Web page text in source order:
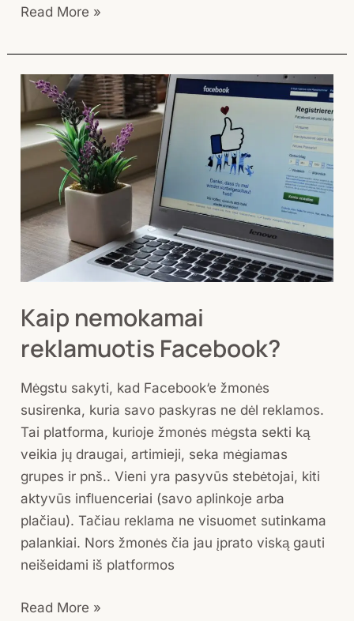
Read More »
Kaip nemokamai
reklamuotis Facebook?
Mėgstu sakyti, kad Facebook‘e žmonės
susirenka, kuria savo paskyras ne dėl reklamos.
Tai platforma, kurioje žmonės mėgsta sekti ką
veikia jų draugai, artimieji, seka mėgiamas
grupes ir pnš.. Vieni yra pasyvūs stebėtojai, kiti
aktyvūs influenceriai (savo aplinkoje arba
plačiau). Tačiau reklama ne visuomet sutinkama
palankiai. Nors žmonės čia jau įprato viską gauti
neišeidami iš platformos
Kaip
nemokamai
reklamuotis
Facebook?
Read More »